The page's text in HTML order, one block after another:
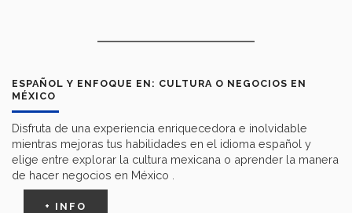
ESPAÑOL Y ENFOQUE EN: CULTURA O NEGOCIOS EN
MÉXICO
Disfruta de una experiencia enriquecedora e inolvidable
mientras mejoras tus habilidades en el idioma español y
elige entre explorar la cultura mexicana o aprender la manera
de hacer negocios en México .
+ INFO